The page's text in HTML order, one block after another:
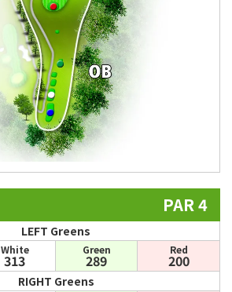
PAR 4
LEFT Greens
White
313
Green
289
Red
200
RIGHT Greens